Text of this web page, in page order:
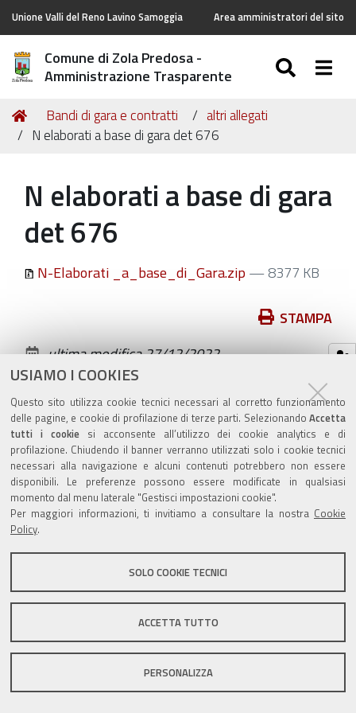
USIAMO I COOKIES
Questo sito utilizza cookie tecnici necessari al corretto funzionamento
delle pagine, e cookie di profilazione di terze parti. Selezionando Accetta
tutti i cookiesi acconsente all’utilizzo dei cookie analytics e di
profilazione. Chiudendo il banner verranno utilizzati solo i cookie tecnici
necessari alla navigazione e alcuni contenuti potrebbero non essere
disponibili. Le preferenze possono essere modificate in qualsiasi
momento dal menu laterale "Gestisci impostazioni cookie".
Per maggiori informazioni, ti invitiamo a consultare la nostra Cookie
Policy.
SOLO COOKIE TECNICI
ACCETTA TUTTO
PERSONALIZZA
Unione Valli del Reno Lavino Samoggia Area amministratori del sito
Comune di Zola Predosa -
Amministrazione Trasparente
Tu
sei
Home
Bandi di gara e contratti
altri allegati
N elaborati a base di gara det 676
N elaborati a base di gara
det 676
N-Elaborati _a_base_di_Gara.zip — 8377 KB
documento
STAMPA
ultima modifica27/12/2022
Valuta questo sito
Sito istituzionale Comune di Zola Predosa
Privacy policy|DPO|Accessibilità